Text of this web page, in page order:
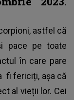
astfel că
pace pe toate
în care pare
fi fericiți, așa că
al vieții lor. Cei